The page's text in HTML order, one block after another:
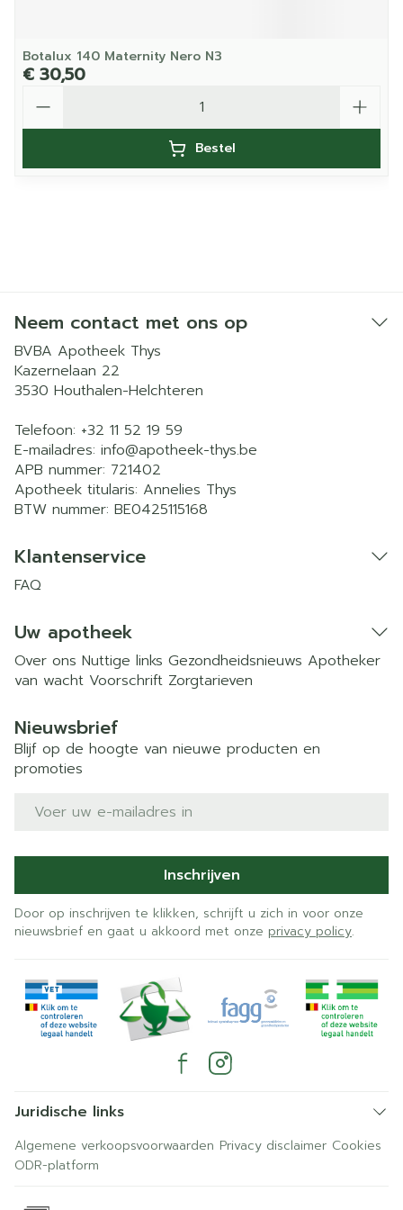
Botalux 140 Maternity Nero N3
€ 30,50
Bestel
Neem contact met ons op
BVBA Apotheek Thys
Kazernelaan 22
3530 Houthalen-Helchteren
Telefoon: +32 11 52 19 59
E-mailadres: info@apotheek-thys.be
APB nummer: 721402
Apotheek titularis: Annelies Thys
BTW nummer: BE0425115168
Klantenservice
FAQ
Uw apotheek
Over ons Nuttige links Gezondheidsnieuws Apotheker
van wacht Voorschrift Zorgtarieven
Nieuwsbrief
Blijf op de hoogte van nieuwe producten en
promoties
E-mail adres
Inschrijven
Door op inschrijven te klikken, schrijft u zich in voor onze
nieuwsbrief en gaat u akkoord met onze privacy policy.
Juridische links
Algemene verkoopsvoorwaarden Privacy disclaimer Cookies
ODR-platform